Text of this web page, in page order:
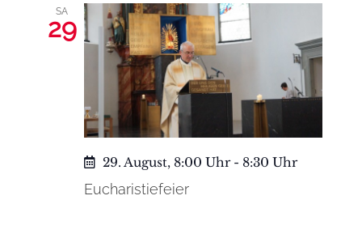
SA
29
29. August, 8:00 Uhr- 8:30 Uhr
Eucharistiefeier